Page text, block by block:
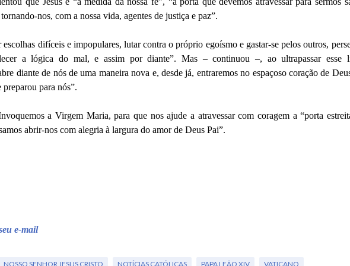
nos, com a nossa vida, agentes de justiça e paz”.
difíceis e impopulares, lutar contra o próprio egoísmo e gastar-se pelos outros,
a lógica do mal, e assim por diante”. Mas – continuou –, ao ultrapassar esse
diante de nós de uma maneira nova e, desde já, entraremos no espaçoso coração de
para nós”.
a Virgem Maria, para que nos ajude a atravessar com coragem a “porta
abrir-nos com alegria à largura do amor de Deus Pai”.
e-mail
NOSSO SENHOR JESUS CRISTO NOTÍCIAS CATÓLICAS PAPA LEÃO XIV VATICANO